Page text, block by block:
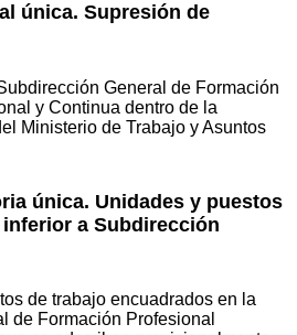
única. Supresión de
General de Formación
y Continua dentro de la
Ministerio de Trabajo y Asuntos
única. Unidades y puestos
a Subdirección
de trabajo encuadrados en la
de Formación Profesional